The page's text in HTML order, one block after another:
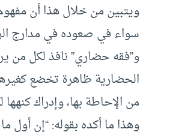
ويتبين من خلال هذا أن مفهوم
سواء في صعوده في مدارج
و”فقه حضاري” نافذ لكل من
الحضارية ظاهرة تخضع كغيرها
من الإحاطة بها، وإدراك
وهذا ما أكده بقوله: “إن